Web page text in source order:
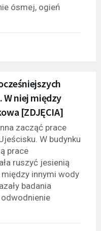
ósmej, ogień
W niej między
[ZDJĘCIA]
zacząć prace
W budynku
prace
ruszyć jesienią
między innymi wody
badania